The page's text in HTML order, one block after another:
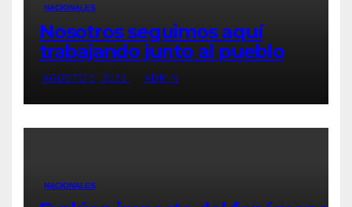
NACIONALES
Nosotros seguimos aquí
trabajando junto al pueblo
AGOSTO 5, 2026 ADMIN
NACIONALES